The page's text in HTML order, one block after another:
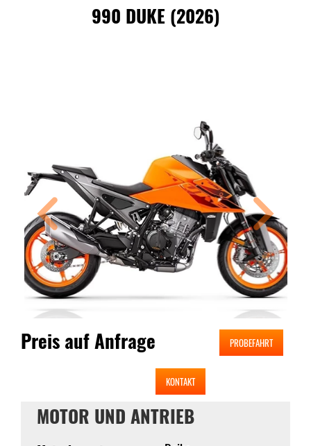
990 DUKE (2026)
Preis auf Anfrage PROBEFAHRT
KONTAKT
MOTOR UND ANTRIEB